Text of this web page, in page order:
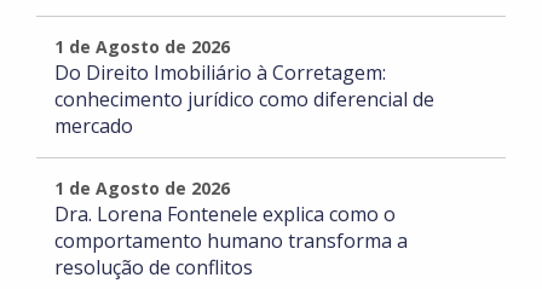
1 de Agosto de 2026
Do Direito Imobiliário à Corretagem:
conhecimento jurídico como diferencial de
mercado
1 de Agosto de 2026
Dra. Lorena Fontenele explica como o
comportamento humano transforma a
resolução de conflitos